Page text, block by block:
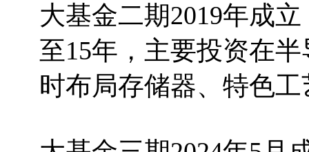
大基金二期2019年成
至15年，主要投资在
时布局存储器、特色